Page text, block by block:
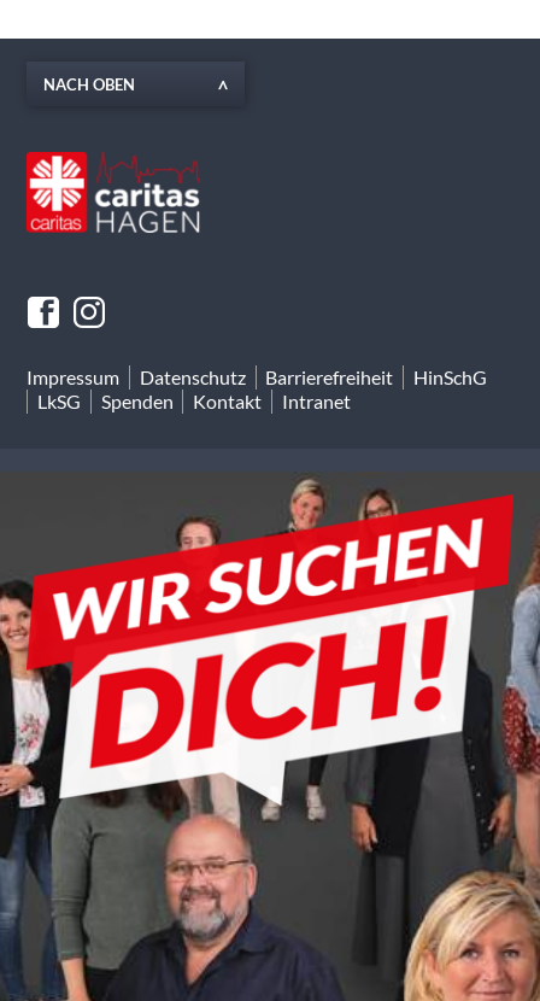
NACH OBEN
Impressum Datenschutz Barrierefreiheit
HinSchG
LkSG
Spenden Kontakt Intranet